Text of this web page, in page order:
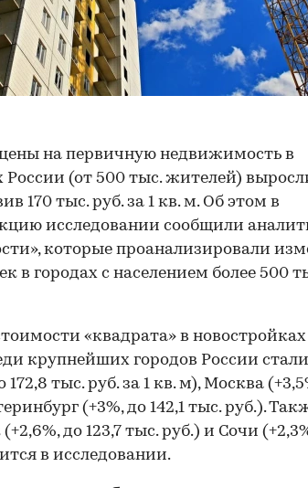
на первичную недвижимость в
(от 500 тыс. жителей)
170 тыс. руб. за 1 кв. м. Об этом в
исследовании сообщили
которые проанализировали
в городах с населением более 500
«квадрата» в новостройках
крупнейших городов России стали
тыс. руб. за 1 кв. м), Москва
(+3%, до 142,1 тыс. руб.).
до 123,7 тыс. руб.) и Сочи
в исследовании.